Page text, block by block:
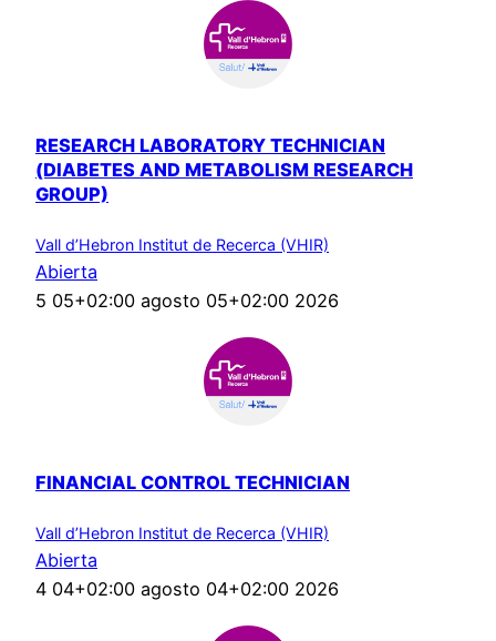
RESEARCH LABORATORY TECHNICIAN
(DIABETES AND METABOLISM RESEARCH
GROUP)
Vall d’Hebron Institut de Recerca (VHIR)
Abierta
5 05+02:00 agosto 05+02:00 2026
FINANCIAL CONTROL TECHNICIAN
Vall d’Hebron Institut de Recerca (VHIR)
Abierta
4 04+02:00 agosto 04+02:00 2026